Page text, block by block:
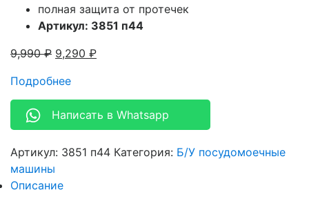
полная защита от протечек
Артикул: 3851 п44
9,990₽ 9,290 ₽
Подробнее
Написать в Whatsapp
Артикул: 3851 п44 Категория: Б/У посудомоечные
машины
Описание